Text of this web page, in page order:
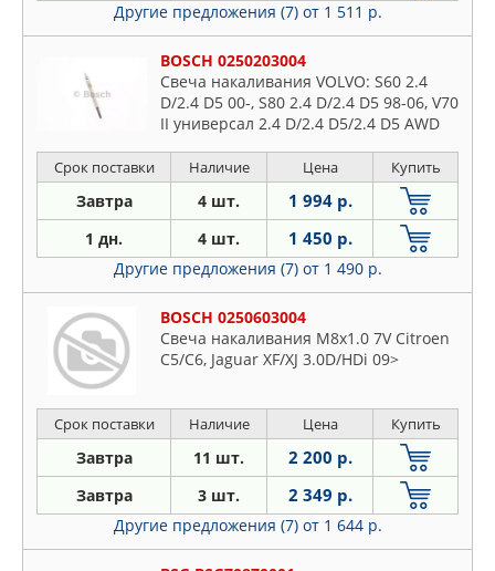
Другие предложения (7) от 1 511 р.
BOSCH 0250203004
Свеча накаливания VOLVO: S60 2.4
D/2.4 D5 00-, S80 2.4 D/2.4 D5 98-06, V70
II универсал 2.4 D/2.4 D5/2.4 D5 AWD
00-, V70 XC
Срок поставки Наличие Цена Купить
Завтра 4 шт. 1 994 р.
1 дн. 4 шт. 1 450 р.
Другие предложения (7) от 1 490 р.
BOSCH 0250603004
Свеча накаливания M8x1.0 7V Citroen
C5/C6, Jaguar XF/XJ 3.0D/HDi 09>
Срок поставки Наличие Цена Купить
Завтра 11 шт. 2 200 р.
Завтра 3 шт. 2 349 р.
Другие предложения (7) от 1 644 р.